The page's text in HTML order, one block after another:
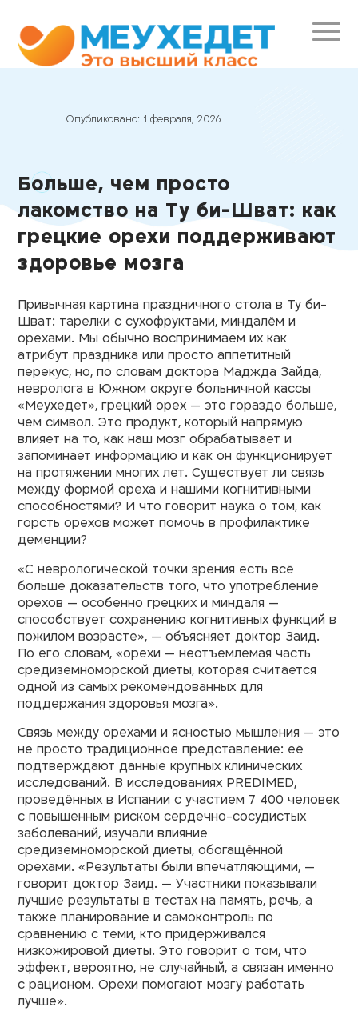
Опубликовано: 1 февраля, 2026
Больше, чем просто
лакомство на Ту би-Шват: как
грецкие орехи поддерживают
здоровье мозга
Привычная картина праздничного стола в Ту би-
Шват: тарелки с сухофруктами, миндалём и
орехами. Мы обычно воспринимаем их как
атрибут праздника или просто аппетитный
перекус, но, по словам доктора Маджда Зайда,
невролога в Южном округе больничной кассы
«Меухедет», грецкий орех — это гораздо больше,
чем символ. Это продукт, который напрямую
влияет на то, как наш мозг обрабатывает и
запоминает информацию и как он функционирует
на протяжении многих лет. Существует ли связь
между формой ореха и нашими когнитивными
способностями? И что говорит наука о том, как
горсть орехов может помочь в профилактике
деменции?
«С неврологической точки зрения есть всё
больше доказательств того, что употребление
орехов — особенно грецких и миндаля —
способствует сохранению когнитивных функций в
пожилом возрасте», — объясняет доктор Заид.
По его словам, «орехи — неотъемлемая часть
средиземноморской диеты, которая считается
одной из самых рекомендованных для
поддержания здоровья мозга».
Связь между орехами и ясностью мышления — это
не просто традиционное представление: её
подтверждают данные крупных клинических
исследований. В исследованиях PREDIMED,
проведённых в Испании с участием 7 400 человек
с повышенным риском сердечно-сосудистых
заболеваний, изучали влияние
средиземноморской диеты, обогащённой
орехами. «Результаты были впечатляющими, —
говорит доктор Заид. — Участники показывали
лучшие результаты в тестах на память, речь, а
также планирование и самоконтроль по
сравнению с теми, кто придерживался
низкожировой диеты. Это говорит о том, что
эффект, вероятно, не случайный, а связан именно
с рационом. Орехи помогают мозгу работать
лучше».